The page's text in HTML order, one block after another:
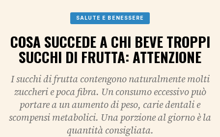
SALUTE E BENESSERE
COSA SUCCEDE A CHI BEVE TROPPI
SUCCHI DI FRUTTA: ATTENZIONE
I succhi di frutta contengono naturalmente molti
zuccheri e poca fibra. Un consumo eccessivo può
portare a un aumento di peso, carie dentali e
scompensi metabolici. Una porzione al giorno è la
quantità consigliata.